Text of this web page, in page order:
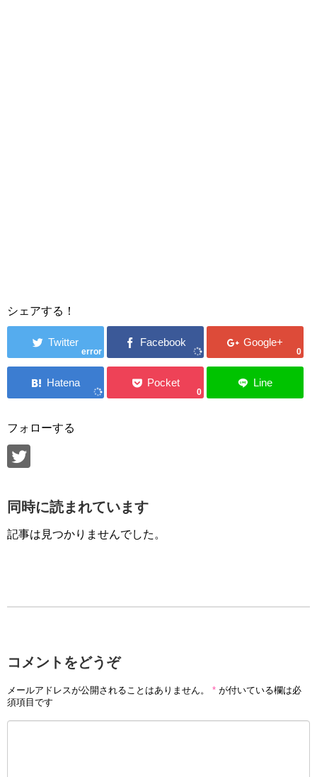
シェアする！
error 0
0
フォローする
同時に読まれています
記事は見つかりませんでした。
コメントをどうぞ
メールアドレスが公開されることはありません。 * が付いている欄は必
須項目です